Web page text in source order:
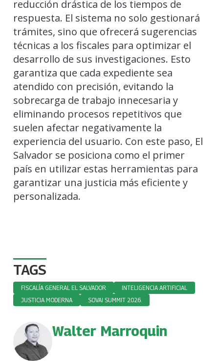
reducción drástica de los tiempos de
respuesta. El sistema no solo gestionará
trámites, sino que ofrecerá sugerencias
técnicas a los fiscales para optimizar el
desarrollo de sus investigaciones. Esto
garantiza que cada expediente sea
atendido con precisión, evitando la
sobrecarga de trabajo innecesaria y
eliminando procesos repetitivos que
suelen afectar negativamente la
experiencia del usuario. Con este paso, El
Salvador se posiciona como el primer
país en utilizar estas herramientas para
garantizar una justicia más eficiente y
personalizada.
TAGS
FISCALÍA GENERAL EL SALVADOR
INTELIGENCIA ARTIFICIAL
JUSTICIA MODERNA
SOVAI SUMMIT 2026.
Walter Marroquin